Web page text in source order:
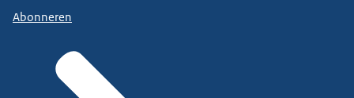
Abonneren